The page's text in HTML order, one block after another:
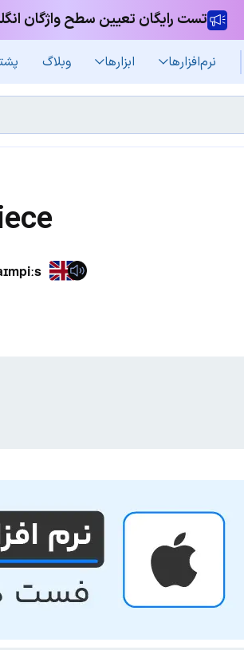
تست رایگان تعیین سطح واژگان
نرم‌افزار‌ها ابزارها وبلاگ